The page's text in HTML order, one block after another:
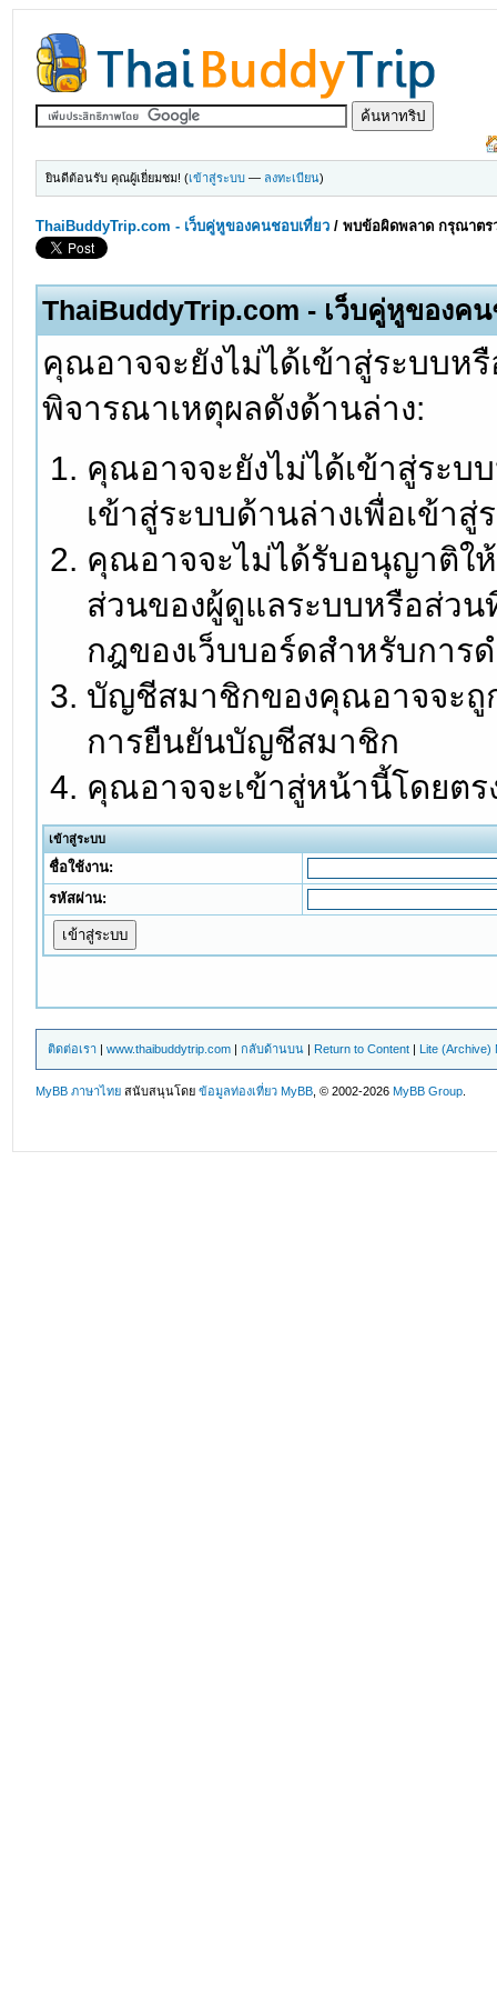
ยินดีต้อนรับ คุณผู้เยี่ยมชม! (เข้าสู่ระบบ — ลงทะเบียน)
ThaiBuddyTrip.com - เว็บคู่หูของคนชอบเที่ยว /พบข้อผิดพลาด กรุณาตร
ThaiBuddyTrip.com - เว็บคู่หูของค
คุณอาจจะยังไม่ได้เข้าสู่ระบบ
พิจารณาเหตุผลดังด้านล่าง:
คุณอาจจะยังไม่ได้เข้าสู่ระบ
เข้าสู่ระบบด้านล่างเพื่อเข้า
คุณอาจจะไม่ได้รับอนุญาติใ
ส่วนของผู้ดูแลระบบหรือส่ว
กฎของเว็บบอร์ดสำหรับการ
บัญชีสมาชิกของคุณอาจจะถู
การยืนยันบัญชีสมาชิก
คุณอาจจะเข้าสู่หน้านี้โดยต
เข้าสู่ระบบ
ชื่อใช้งาน:
รหัสผ่าน:
ติดต่อเรา |www.thaibuddytrip.com |กลับด้านบน | Return to Content | Lite (Archive)
MyBB ภาษาไทย สนับสนุนโดยข้อมูลท่องเที่ยว MyBB , © 2002-2026MyBB Group